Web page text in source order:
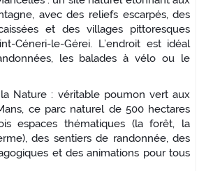
avec des reliefs escarpés, des
et des villages pittoresques
Céneri-le-Gérei. L’endroit est idéal
les balades à vélo ou le
la Nature : véritable poumon vert aux
ce parc naturel de 500 hectares
espaces thématiques (la forêt, la
des sentiers de randonnée, des
et des animations pour tous